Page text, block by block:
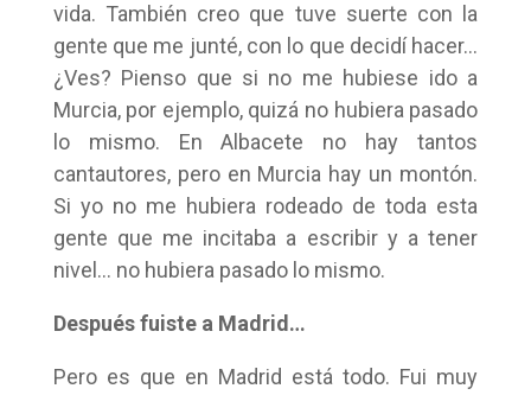
vida. También creo que tuve suerte con la
gente que me junté, con lo que decidí hacer…
¿Ves? Pienso que si no me hubiese ido a
Murcia, por ejemplo, quizá no hubiera pasado
lo mismo. En Albacete no hay tantos
cantautores, pero en Murcia hay un montón.
Si yo no me hubiera rodeado de toda esta
gente que me incitaba a escribir y a tener
nivel… no hubiera pasado lo mismo.
Después fuiste a Madrid…
Pero es que en Madrid está todo. Fui muy